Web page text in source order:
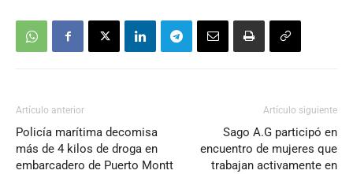
Artículo anterior
Policía marítima decomisa
más de 4 kilos de droga en
embarcadero de Puerto Montt
Artículo siguiente
Sago A.G participó en
encuentro de mujeres que
trabajan activamente en